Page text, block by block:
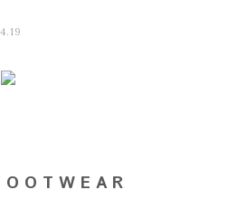
O T W E A R